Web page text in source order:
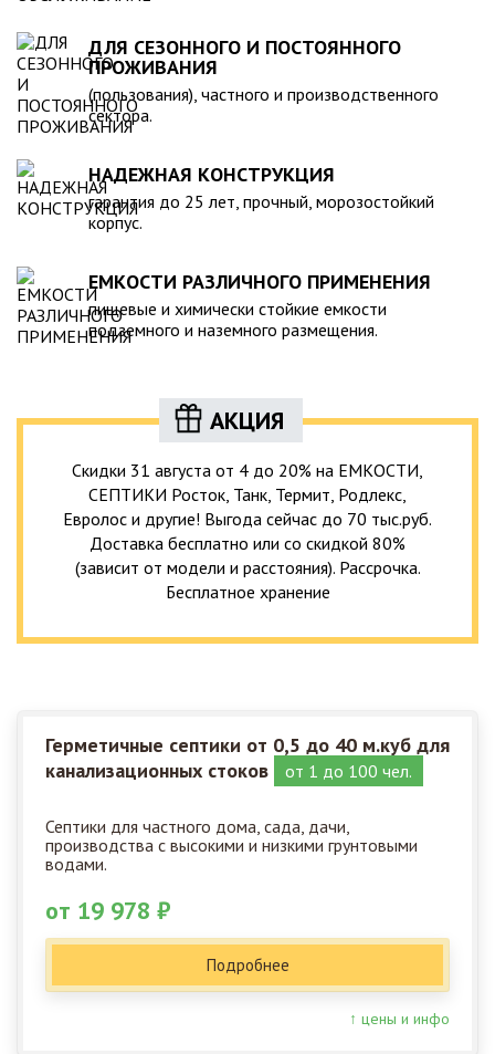
ДЛЯ СЕЗОННОГО И ПОСТОЯННОГО
ПРОЖИВАНИЯ
(пользования), частного и производственного
сектора.
НАДЕЖНАЯ КОНСТРУКЦИЯ
гарантия до 25 лет, прочный, морозостойкий
корпус.
ЕМКОСТИ РАЗЛИЧНОГО ПРИМЕНЕНИЯ
пищевые и химически стойкие емкости
подземного и наземного размещения.
АКЦИЯ
Скидки 31 августа от 4 до 20% на ЕМКОСТИ,
СЕПТИКИ Росток, Танк, Термит, Родлекс,
Евролос и другие! Выгода сейчас до 70 тыс.руб.
Доставка бесплатно или со скидкой 80%
(зависит от модели и расстояния). Рассрочка.
Бесплатное хранение
Герметичные септики от 0,5 до 40 м.куб для
канализационных стоков
от 1 до 100 чел.
Септики для частного дома, сада, дачи,
производства с высокими и низкими грунтовыми
водами.
от 19 978 ₽
Подробнее
↑ цены и инфо